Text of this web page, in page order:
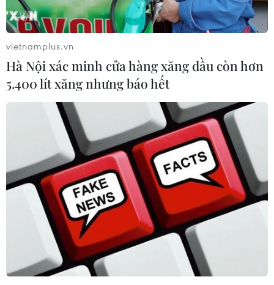
TIN CÙNG CHUYÊN MỤC
Nga và Syria đạt thỏa thuận mới về
tương lai hai căn cứ chiến lược
09/08/2026 15:21
Vấn đề người di cư: Đức khôi phục cơ
vietnamplus.vn
Hà Nội xác minh cửa hàng xăng dầu còn hơn
5.400 lít xăng nhưng báo hết